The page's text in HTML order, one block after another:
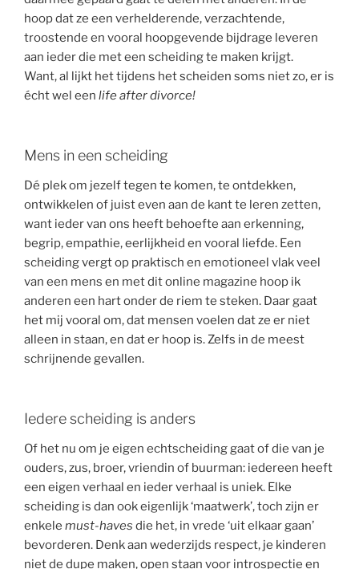
hoop dat ze een verhelderende, verzachtende,
troostende en vooral hoopgevende bijdrage leveren
aan ieder die met een scheiding te maken krijgt.
Want, al lijkt het tijdens het scheiden soms niet zo, er is
écht wel een life after divorce!
Mens in een scheiding
Dé plek om jezelf tegen te komen, te ontdekken,
ontwikkelen of juist even aan de kant te leren zetten,
want ieder van ons heeft behoefte aan erkenning,
begrip, empathie, eerlijkheid en vooral liefde. Een
scheiding vergt op praktisch en emotioneel vlak veel
van een mens en met dit online magazine hoop ik
anderen een hart onder de riem te steken. Daar gaat
het mij vooral om, dat mensen voelen dat ze er niet
alleen in staan, en dat er hoop is. Zelfs in de meest
schrijnende gevallen.
Iedere scheiding is anders
Of het nu om je eigen echtscheiding gaat of die van je
ouders, zus, broer, vriendin of buurman: iedereen heeft
een eigen verhaal en ieder verhaal is uniek. Elke
scheiding is dan ook eigenlijk ‘maatwerk’, toch zijn er
enkele must-haves die het, in vrede ‘uit elkaar gaan’
bevorderen. Denk aan wederzijds respect, je kinderen
niet de dupe maken, open staan voor introspectie en